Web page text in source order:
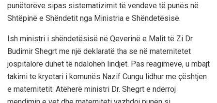
punëtorëve sipas sistematizimit të vendeve të punës në
Shtëpinë e Shëndetit nga Ministria e Shëndetësisë.
Ish ministri i shëndetësisë në Qeverinë e Malit të Zi Dr
Budimir Shegrt me një deklaratë tha se në maternitetet
jospitalorë duhet të ndalohen lindjet. Pas reagimeve, u mbajt
takimi te kryetari i komunës Nazif Cungu lidhur me çështjen
e maternitetit. Atëherë ministri Dr. Shegrt e ndërroj